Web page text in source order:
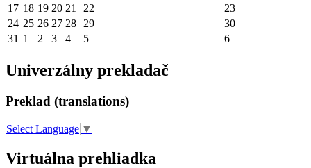
17 18 19 20 21 22
23
24 25 26 27 28 29
30
31 1 2 3 4 5 6
Univerzálny prekladač
Preklad (translations)
Select Language ▼
Virtuálna prehliadka